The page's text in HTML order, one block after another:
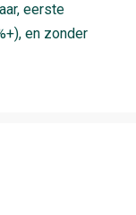
eerste
en zonder